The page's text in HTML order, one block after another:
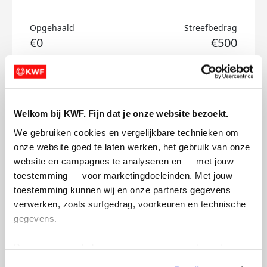
Welkom bij KWF. Fijn dat je onze website bezoekt.
We gebruiken cookies en vergelijkbare technieken om
onze website goed te laten werken, het gebruik van onze
website en campagnes te analyseren en — met jouw
toestemming — voor marketingdoeleinden. Met jouw
toestemming kunnen wij en onze partners gegevens
verwerken, zoals surfgedrag, voorkeuren en technische
gegevens.
Opgehaald
€0
Streefbedrag
€500
Doneer
Test's badges